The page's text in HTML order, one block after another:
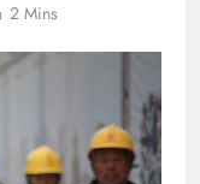
2 Mins